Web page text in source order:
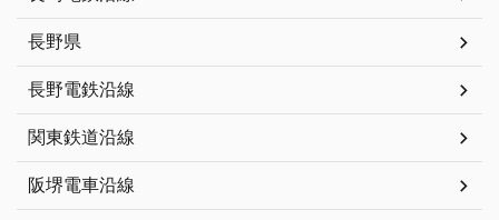
長野県
長野電鉄沿線
関東鉄道沿線
阪堺電車沿線